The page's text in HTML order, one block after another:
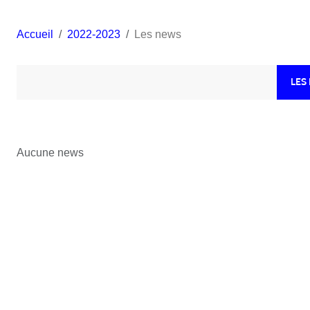
Accueil 2022-2023 Les news
LES
Aucune news